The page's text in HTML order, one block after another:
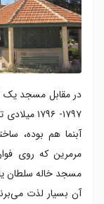
در مقابل مسجد یک
۱۷۹۷-
آبنما هم بوده،
مرمرین که روی
مسجد خاله سلطان
آن بسیار لذت